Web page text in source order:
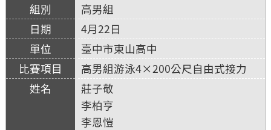
高男組
4月22日
臺中市東山高中
高男組游泳4×200公尺自由式接力
莊子敬
李柏亨
李恩愷